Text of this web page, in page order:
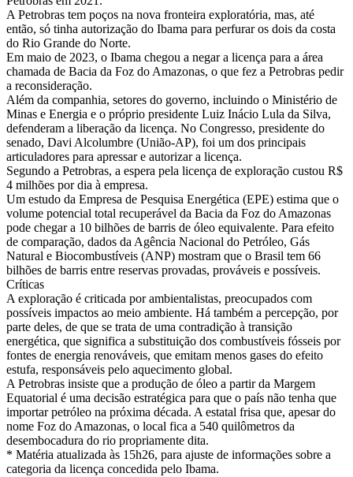
A Petrobras tem poços na nova fronteira exploratória, mas, até
então, só tinha autorização do Ibama para perfurar os dois da costa
do Rio Grande do Norte.
Em maio de 2023, o Ibama chegou a negar a licença para a área
chamada de Bacia da Foz do Amazonas, o que fez a Petrobras pedir
a reconsideração.
Além da companhia, setores do governo, incluindo o Ministério de
Minas e Energia e o próprio presidente Luiz Inácio Lula da Silva,
defenderam a liberação da licença. No Congresso, presidente do
senado, Davi Alcolumbre (União-AP), foi um dos principais
articuladores para apressar e autorizar a licença.
Segundo a Petrobras, a espera pela licença de exploração custou R$
4 milhões por dia à empresa.
Um estudo da Empresa de Pesquisa Energética (EPE) estima que o
volume potencial total recuperável da Bacia da Foz do Amazonas
pode chegar a 10 bilhões de barris de óleo equivalente. Para efeito
de comparação, dados da Agência Nacional do Petróleo, Gás
Natural e Biocombustíveis (ANP) mostram que o Brasil tem 66
bilhões de barris entre reservas provadas, prováveis e possíveis.
Críticas
A exploração é criticada por ambientalistas, preocupados com
possíveis impactos ao meio ambiente. Há também a percepção, por
parte deles, de que se trata de uma contradição à transição
energética, que significa a substituição dos combustíveis fósseis por
fontes de energia renováveis, que emitam menos gases do efeito
estufa, responsáveis pelo aquecimento global.
A Petrobras insiste que a produção de óleo a partir da Margem
Equatorial é uma decisão estratégica para que o país não tenha que
importar petróleo na próxima década. A estatal frisa que, apesar do
nome Foz do Amazonas, o local fica a 540 quilômetros da
desembocadura do rio propriamente dita.
* Matéria atualizada às 15h26, para ajuste de informações sobre a
categoria da licença concedida pelo Ibama.